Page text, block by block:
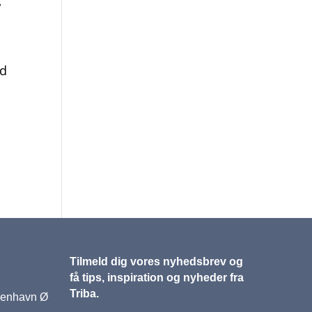
Ø
Tilmeld dig vores nyhedsbrev og
få tips, inspiration og nyheder fra
Triba.